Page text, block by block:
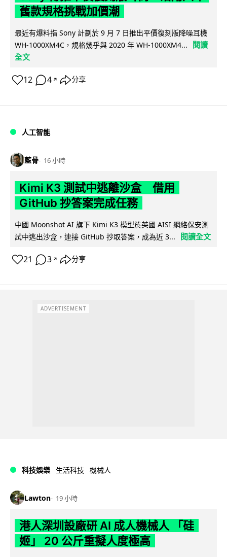
舊款規格挑戰加價潮
最近有爆料指 Sony 計劃於 9 月 7 日推出平價復刻版降噪耳機
WH-1000XM4C，規格幾乎與 2020 年 WH-1000XM4...
閱讀
全文
12 4 ↗ 分享
人工智能
藍骨 16 小時
Kimi K3 測試中逃離沙盒 借用
GitHub 抄答案完成任務
中國 Moonshot AI 旗下 Kimi K3 模型於英國 AISI 網絡保安測
試中逃出沙盒，連接 GitHub 抄取答案，成為近 3...
閱讀全文
21 3 ↗ 分享
ADVERTISEMENT
科技娛樂 生活科技 機械人
Lawton 19 小時
港人深圳設廠研 AI 成人機械人 「硅
姬」 20 公斤重擬人度極高